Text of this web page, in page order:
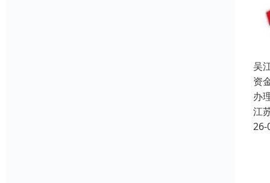
吴
资
办
江
26-